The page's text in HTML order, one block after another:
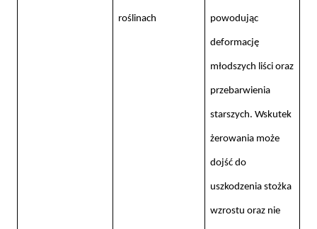
roślinach powodując
deformację
młodszych liści oraz
przebarwienia
starszych. Wskutek
żerowania może
dojść do
uszkodzenia stożka
wzrostu oraz nie